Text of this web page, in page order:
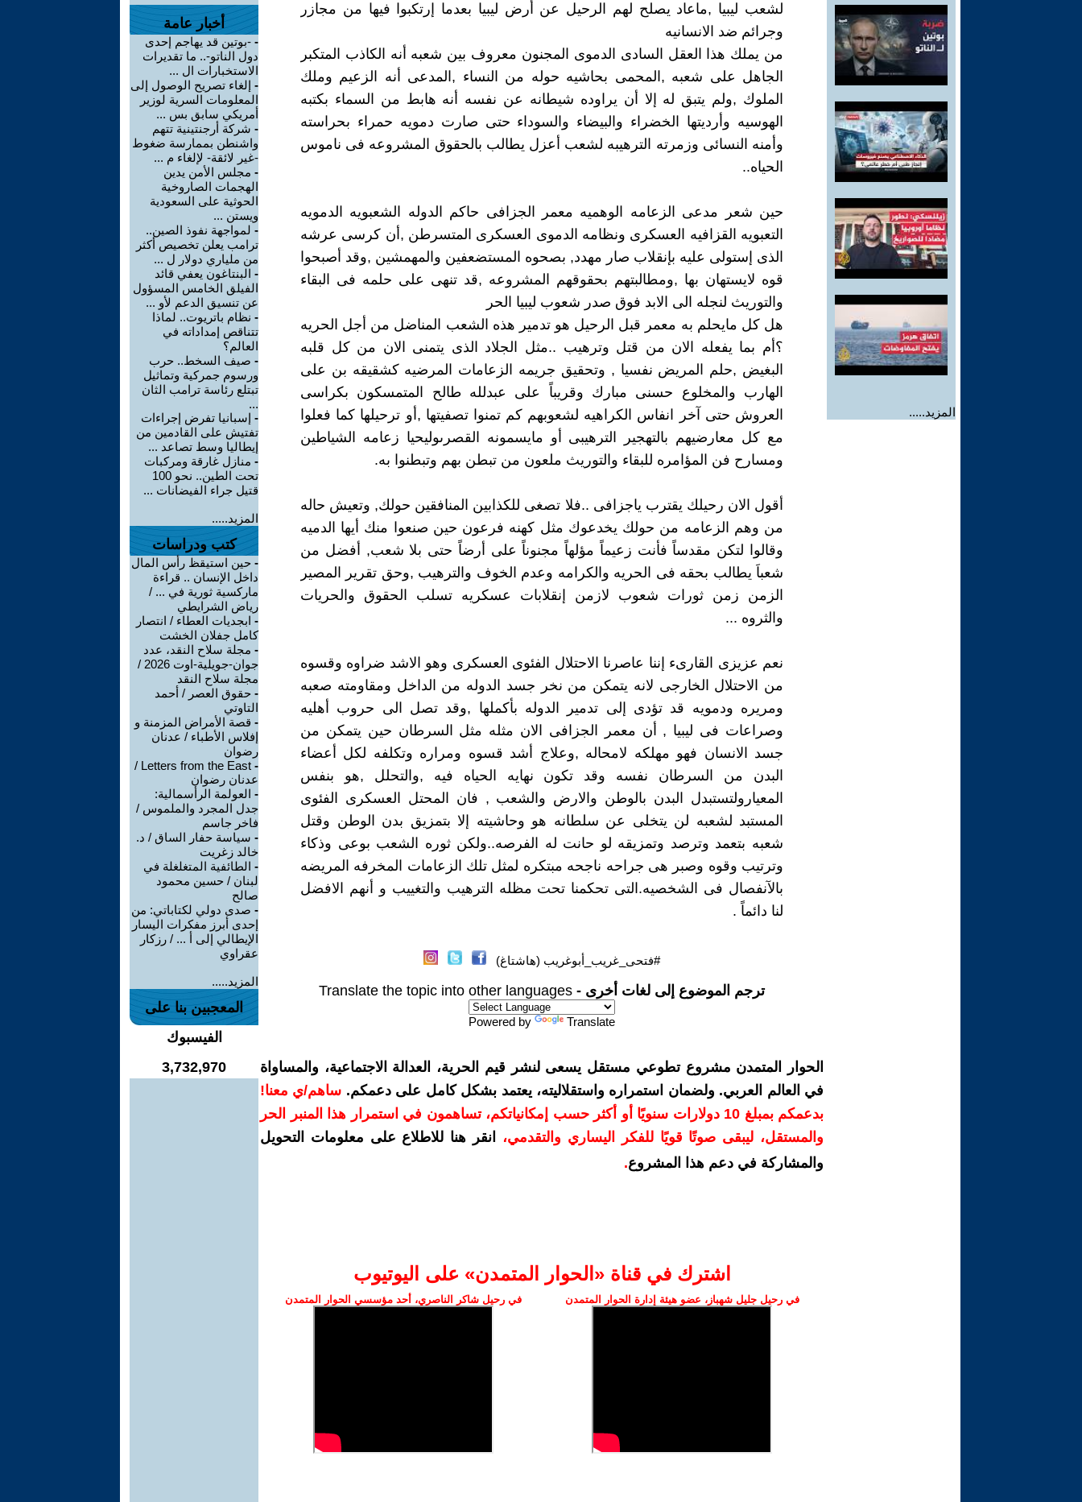
المزيد.....
لشعب ليبيا ,ماعاد يصلح لهم الرحيل عن أرض ليبيا بعدما إرتكبوا فيها من مجازر
وجرائم ضد الانسانيه
من يملك هذا العقل السادى الدموى المجنون معروف بين شعبه أنه الكاذب المتكبر
الجاهل على شعبه ,المحمى بحاشيه حوله من النساء ,المدعى أنه الزعيم وملك
الملوك ,ولم يتبق له إلا أن يراوده شيطانه عن نفسه أنه هابط من السماء بكتبه
الهوسيه وأرديتها الخضراء والبيضاء والسوداء حتى صارت دمويه حمراء بحراسته
وأمنه النسائى وزمرته الترهيبه لشعب أعزل يطالب بالحقوق المشروعه فى ناموس
الحياه..
حين شعر مدعى الزعامه الوهميه معمر الجزافى حاكم الدوله الشعبويه الدمويه
التعبويه القزافيه العسكرى ونظامه الدموى العسكرى المتسرطن ,أن كرسى عرشه
الذى إستولى عليه بإنقلاب صار مهدد, بصحوه المستضعفين والمهمشين ,وقد أصبحوا
قوه لايستهان بها ,ومطالبتهم بحقوقهم المشروعه ,قد تنهى على حلمه فى البقاء
والتوريث لنجله الى الابد فوق صدر شعوب ليبيا الحر
هل كل مايحلم به معمر قبل الرحيل هو تدمير هذه الشعب المناضل من أجل الحريه
؟أم بما يفعله الان من قتل وترهيب ..مثل الجلاد الذى يتمنى الان من كل قلبه
البغيض ,حلم المريض نفسيا , وتحقيق جريمه الزعامات المرضيه كشقيقه بن على
الهارب والمخلوع حسنى مبارك وقريباً على عبدلله طالح المتمسكون بكراسى
العروش حتى آخر انفاس الكراهيه لشعوبهم كم تمنوا تصفيتها ,أو ترحيلها كما فعلوا
مع كل معارضيهم بالتهجير الترهيبى أو مايسمونه القصرىوليحيا زعامه الشياطين
ومسارح فن المؤامره للبقاء والتوريث ملعون من تبطن بهم وتبطنوا به.
أقول الان رحيلك يقترب ياجزافى ..فلا تصغى للكذابين المنافقين حولك, وتعيش حاله
من وهم الزعامه من حولك يخدعوك مثل كهنه فرعون حين صنعوا منك أيها الدميه
وقالوا لتكن مقدساً فأنت زعيماً مؤلهاً مجنوناً على أرضاً حتى بلا شعب, أفضل من
شعباَ يطالب بحقه فى الحريه والكرامه وعدم الخوف والترهيب ,وحق تقرير المصير
الزمن زمن ثورات شعوب لازمن إنقلابات عسكريه تسلب الحقوق والحريات
والثروه ...
نعم عزيزى القارىء إننا عاصرنا الاحتلال الفئوى العسكرى وهو الاشد ضراوه وقسوه
من الاحتلال الخارجى لانه يتمكن من نخر جسد الدوله من الداخل ومقاومته صعبه
ومريره ودمويه قد تؤدى إلى تدمير الدوله بأكملها ,وقد تصل الى حروب أهليه
وصراعات فى ليبيا , أن معمر الجزافى الان مثله مثل السرطان حين يتمكن من
جسد الانسان فهو مهلكه لامحاله ,وعلاج أشد قسوه ومراره وتكلفه لكل أعضاء
البدن من السرطان نفسه وقد تكون نهايه الحياه فيه ,والتحلل ,هو بنفس
المعيارولتستبدل البدن بالوطن والارض والشعب , فان المحتل العسكرى الفئوى
المستبد لشعبه لن يتخلى عن سلطانه هو وحاشيته إلا بتمزيق بدن الوطن وقتل
شعبه بتعمد وترصد وتمزيقه لو حانت له الفرصه..ولكن ثوره الشعب بوعى وذكاء
وترتيب وقوه وصبر هى جراحه ناجحه مبتكره لمثل تلك الزعامات المخرفه المريضه
بالآنفصال فى الشخصيه.التى تحكمنا تحت مظله الترهيب والتغييب و أنهم الافضل
لنا دائماً .
#فتحى_غريب_أبوغريب (هاشتاغ)
ترجم الموضوع إلى لغات أخرى - Translate the topic into other languages
Powered by Translate
الحوار المتمدن مشروع تطوعي مستقل يسعى لنشر قيم الحرية، العدالة الاجتماعية، والمساواة
في العالم العربي. ولضمان استمراره واستقلاليته، يعتمد بشكل كامل على دعمكم. ساهم/ي معنا!
بدعمكم بمبلغ 10 دولارات سنويًا أو أكثر حسب إمكانياتكم، تساهمون في استمرار هذا المنبر الحر
والمستقل، ليبقى صوتًا قويًا للفكر اليساري والتقدمي،
انقر هنا للاطلاع على معلومات التحويل
والمشاركة في دعم هذا المشروع.
اشترك في قناة ‫«الحوار المتمدن» على اليوتيوب
في رحيل جليل شهباز، عضو هيئة إدارة الحوار المتمدن في رحيل شاكر الناصري، أحد مؤسسي الحوار المتمدن
أخبار عامة
- -بوتين قد يهاجم إحدى
دول الناتو-.. ما تقديرات
الاستخبارات ال ...
- إلغاء تصريح الوصول إلى
المعلومات السرية لوزير
أمريكي سابق بس ...
- شركة أرجنتينية تتهم
واشنطن بممارسة ضغوط
-غير لائقة- لإلغاء م ...
- مجلس الأمن يدين
الهجمات الصاروخية
الحوثية على السعودية
ويستن ...
- لمواجهة نفوذ الصين..
ترامب يعلن تخصيص أكثر
من ملياري دولار ل ...
- البنتاغون يعفي قائد
الفيلق الخامس المسؤول
عن تنسيق الدعم لأو ...
- نظام باتريوت.. لماذا
تتناقص إمداداته في
العالم؟
- صيف السخط.. حرب
ورسوم جمركية وتماثيل
تبتلع رئاسة ترامب الثان
...
- إسبانيا تفرض إجراءات
تفتيش على القادمين من
إيطاليا وسط تصاعد ...
- منازل غارقة ومركبات
تحت الطين.. نحو 100
قتيل جراء الفيضانات ...
المزيد.....
كتب ودراسات
- حين استيقظ رأس المال
داخل الإنسان .. قراءة
ماركسية ثورية في ... /
رياض الشرايطي
- ابجديات العطاء / انتصار
كامل جفلان الخشت
- مجلة سلاح النقد، عدد
جوان-جويلية-اوت 2026 /
مجلة سلاح النقد
- حقوق العصر / أحمد
التاوتي
- قصة الأمراض المزمنة و
إفلاس الأطباء / عدنان
رضوان
-
Letters from the East /
عدنان رضوان
- العولمة الرأسمالية:
جدل المجرد والملموس /
فاخر جاسم
- سياسة حفار الساق / د.
خالد زغريت
- الطائفية المتغلغلة في
لبنان / حسين محمود
صالح
- صدى دولي لكتاباتي: من
إحدى أبرز مفكرات اليسار
الإيطالي إلى أ ... / رزكار
عقراوي
المزيد.....
المعجبين بنا على
الفيسبوك
3,732,970